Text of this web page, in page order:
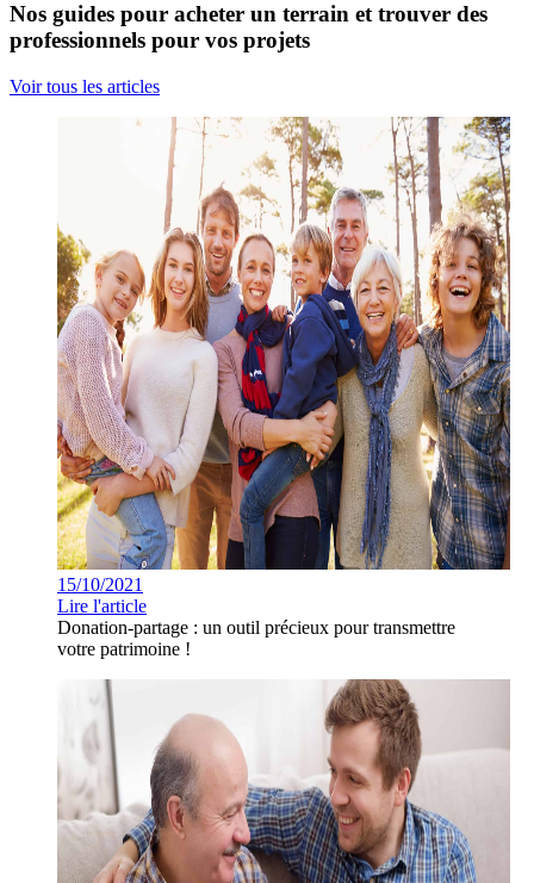
Nos guides pour acheter un terrain et trouver des
professionnels pour vos projets
Voir tous les articles
15/10/2021
Lire l'article
Donation-partage : un outil précieux pour transmettre
votre patrimoine !